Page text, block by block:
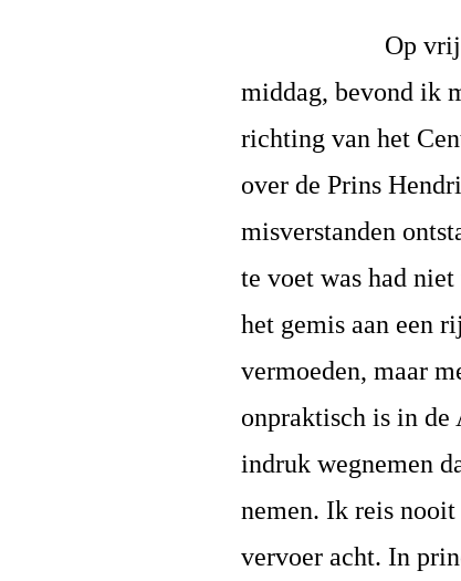
Op
middag, bevond ik
richting van het
over de Prins
misverstanden
te voet was had
het gemis aan een
vermoeden, maar
onpraktisch is in de
indruk wegnemen
nemen. Ik reis
vervoer acht. In